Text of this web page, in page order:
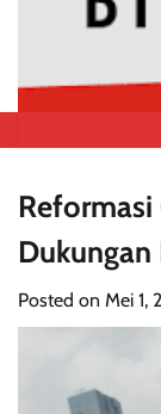
Dukungan
Posted on Mei 1,